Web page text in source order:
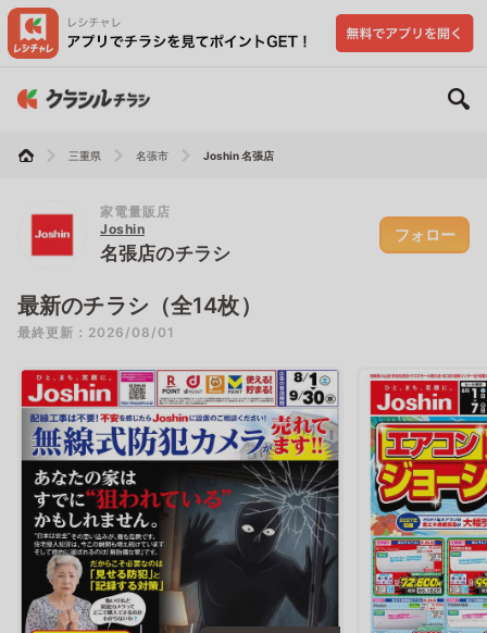
三重県 名張市 Joshin 名張店
家電量販店
Joshin
名張店のチラシ
フォロー
最新のチラシ（全14枚）
最終更新：2026/08/01